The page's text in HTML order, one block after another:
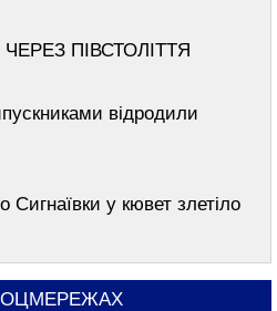
ПІВСТОЛІТТЯ
відродили
у кювет злетіло